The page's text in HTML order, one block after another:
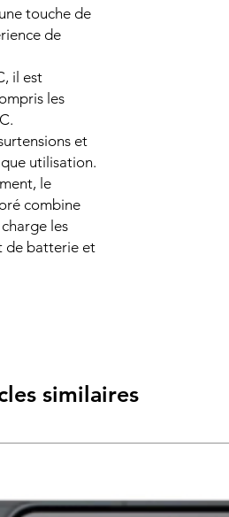
touche de
de
il est
les
et
utilisation.
le
combine
les
de batterie et
similaires